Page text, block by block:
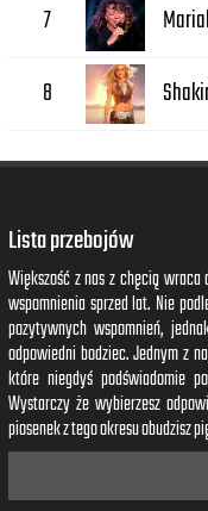
7
8
Lista przebojów
Większość z nas z chęcią
wspomnienia sprzed lat. Nie
pozytywnych wspomnień,
odpowiedni bodziec. Jednym z
które niegdyś podświadomie
Wystarczy że wybierzesz
piosenek z tego okresu obudzisz